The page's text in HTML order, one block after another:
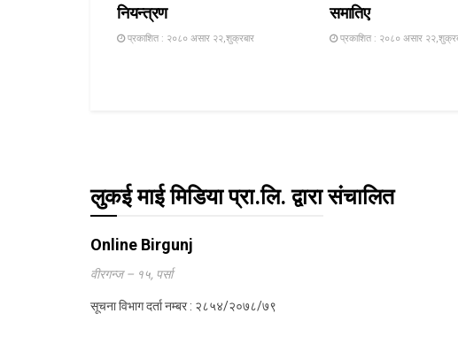
नियन्त्रण
प्रकाशित : २०८० असार २२,शुक्रबार
समातिए
प्रकाशित : २०८० असार
लुकई माई मिडिया प्रा.लि. द्वारा संचालित
Online Birgunj
वीरगन्ज – १५, पर्सा
सूचना विभाग दर्ता नम्बर : २८५४/२०७८/७९